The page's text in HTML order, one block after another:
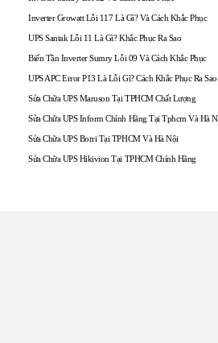
Inverter Growatt Lỗi 117 Là Gì? Và Cách Khắc Phục
UPS Santak Lỗi 11 Là Gì? Khắc Phục Ra Sao
Biến Tần Inverter Sumry Lỗi 09 Và Cách Khắc Phục
UPS APC Error P13 Là Lỗi Gì? Cách Khắc Phục Ra Sao
Sửa Chữa UPS Maruson Tại TPHCM Chất Lượng
Sửa Chữa UPS Inform Chính Hãng Tại Tphcm Và Hà
Sửa Chữa UPS Borri Tại TPHCM Và Hà Nội
Sửa Chữa UPS Hikivion Tại TPHCM Chính Hãng